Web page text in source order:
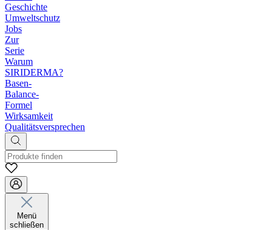
Geschichte
Umweltschutz
Jobs
Zur
Serie
Warum
SIRIDERMA?
Basen-
Balance-
Formel
Wirksamkeit
Qualitätsversprechen
Menü
schließen